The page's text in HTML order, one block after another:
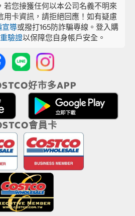
若您接獲任何以本公司名義不明來
用卡資訊，請拒絕回應！如有疑慮
宣導或撥打165防詐騙專線。登入購
驗證以保障您自身帳戶安全。
好市多APP
會員卡